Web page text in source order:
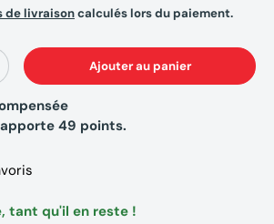
de livraisoncalculés lors du paiement.
Ajouter au panier
49 points.
tant qu'il en reste !